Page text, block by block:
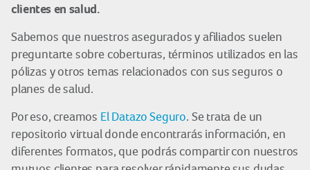
clientes en salud.
Sabemos que nuestros asegurados y afiliados suelen
preguntarte sobre coberturas, términos utilizados en las
pólizas y otros temas relacionados con sus seguros o
planes de salud.
Por eso, creamos El Datazo Seguro. Se trata de un
repositorio virtual donde encontrarás información, en
diferentes formatos, que podrás compartir con nuestros